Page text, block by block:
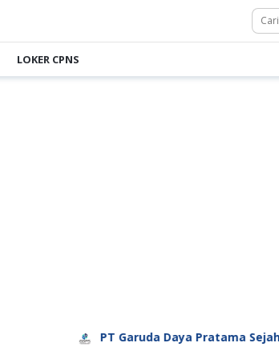
LOKER CPNS
PT Garuda Daya Pratama Sejahtera